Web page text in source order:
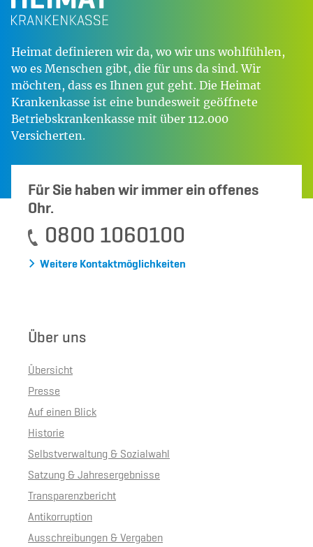
Heimat definieren wir da, wo wir uns wohlfühlen,
wo es Menschen gibt, die für uns da sind. Wir
möchten, dass es Ihnen gut geht. Die Heimat
Krankenkasse ist eine bundesweit geöffnete
Betriebskrankenkasse mit über 112.000
Versicherten.
Für Sie haben wir immer ein offenes
Ohr.
0800 1060100
Weitere Kontaktmöglichkeiten
Über uns
Übersicht
Presse
Auf einen Blick
Historie
Selbstverwaltung & Sozialwahl
Satzung & Jahresergebnisse
Transparenzbericht
Antikorruption
Ausschreibungen & Vergaben